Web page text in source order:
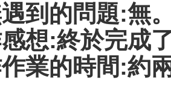
到的問題:無
想:終於完成
業的時間:約